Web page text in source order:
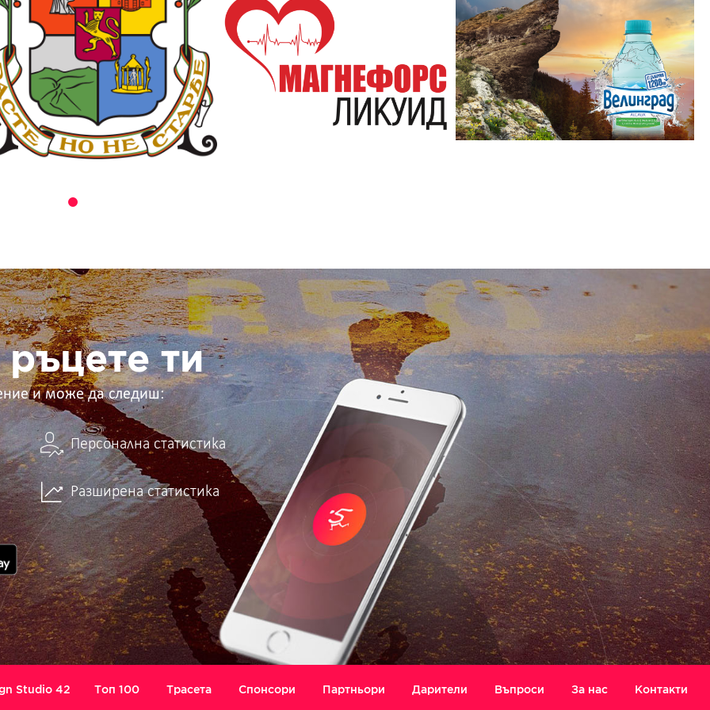
ръцете ти
и може да следиш:
Персонална статистика
Разширена статистика
Studio 42 Топ 100 Трасета Спонсори Партньори Дарители Въпроси За нас Контакти